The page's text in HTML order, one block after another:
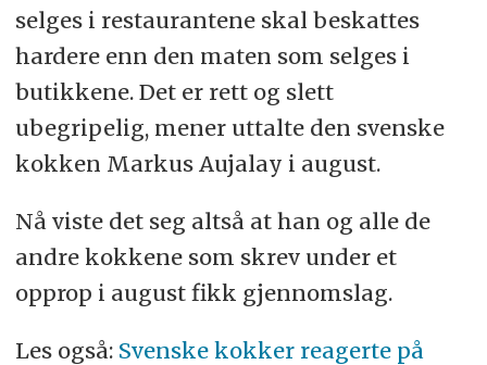
selges i restaurantene skal beskattes
hardere enn den maten som selges i
butikkene. Det er rett og slett
ubegripelig, mener uttalte den svenske
kokken Markus Aujalay i august.
Nå viste det seg altså at han og alle de
andre kokkene som skrev under et
opprop i august fikk gjennomslag.
Les også: Svenske kokker reagerte på